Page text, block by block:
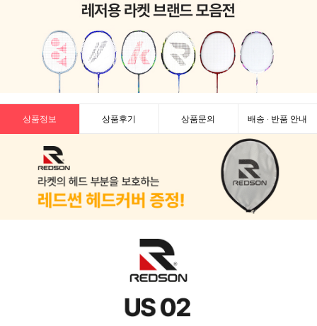
상품정보 상품후기 상품문의 배송 · 반품 안내